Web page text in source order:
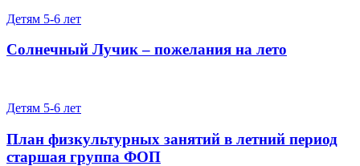
Детям 5-6 лет
Солнечный Лучик – пожелания на лето
Детям 5-6 лет
План физкультурных занятий в летний период
старшая группа ФОП